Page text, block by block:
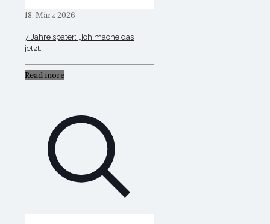
18. März 2026
7 Jahre später: „Ich mache das
jetzt.“
Read more